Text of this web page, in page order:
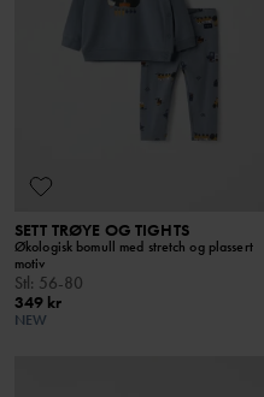
SETT TRØYE OG TIGHTS
Økologisk bomull med stretch og plassert
motiv
Stl: 56-80
349 kr
NEW